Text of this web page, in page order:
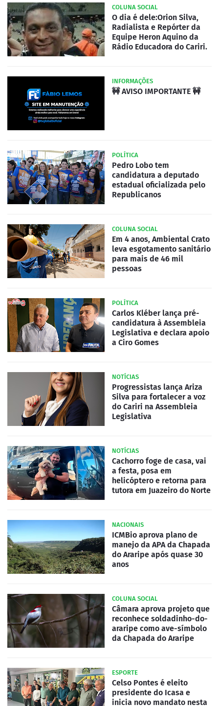
COLUNA SOCIAL
O dia é dele:Orion Silva,
Radialista e Repórter da
Equipe Heron Aquino da
Rádio Educadora do Cariri.
INFORMAÇÕES
🚧 AVISO IMPORTANTE 🚧
POLÍTICA
Pedro Lobo tem
candidatura a deputado
estadual oficializada pelo
Republicanos
COLUNA SOCIAL
Em 4 anos, Ambiental Crato
leva esgotamento sanitário
para mais de 46 mil
pessoas
POLÍTICA
Carlos Kléber lança pré-
candidatura à Assembleia
Legislativa e declara apoio
a Ciro Gomes
NOTÍCIAS
Progressistas lança Ariza
Silva para fortalecer a voz
do Cariri na Assembleia
Legislativa
NOTÍCIAS
Cachorro foge de casa, vai
a festa, posa em
helicóptero e retorna para
tutora em Juazeiro do Norte
NACIONAIS
ICMBio aprova plano de
manejo da APA da Chapada
do Araripe após quase 30
anos
COLUNA SOCIAL
Câmara aprova projeto que
reconhece soldadinho-do-
araripe como ave-símbolo
da Chapada do Araripe
ESPORTE
Celso Pontes é eleito
presidente do Icasa e
inicia novo mandato nesta